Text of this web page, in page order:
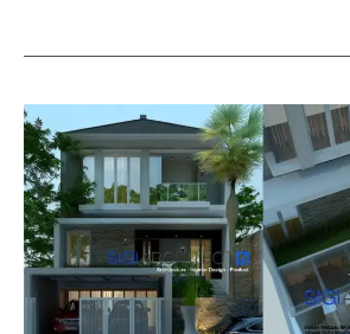
Desain
Rumah
Mewah
3
Lantai
2026